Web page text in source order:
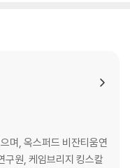
며, 옥스퍼드 비잔티움연
구원, 케임브리지 킹스칼